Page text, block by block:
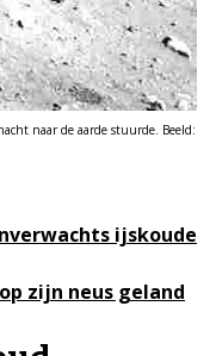
naar de aarde stuurde. Beeld:
ijskoude
zijn neus geland